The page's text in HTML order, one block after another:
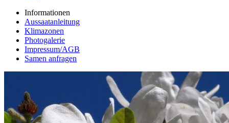
Informationen
Aussaatanleitung
Klimazonen
Photogalerie
Impressum/AGB
Samen anfragen